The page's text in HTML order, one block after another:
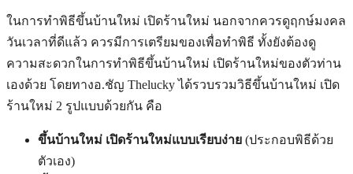
ในการทำพิธีขึ้นบ้านใหม่ เปิดร้านใหม่ นอกจากควรดูฤกษ์มงคล
วันเวลาที่ดีแล้ว ควรมีการเตรียมของเพื่อทำพิธี ทั้งยังต้องดู
ความสะดวกในการทำพิธีขึ้นบ้านใหม่ เปิดร้านใหม่ของตัวท่าน
เองด้วย โดยทางอ.ชัญ Thelucky ได้รวบรวมวิธีขึ้นบ้านใหม่ เปิด
ร้านใหม่ 2 รูปแบบด้วยกัน คือ
ขึ้นบ้านใหม่ เปิดร้านใหม่แบบเรียบง่าย (ประกอบพิธีด้วย
ตัวเอง)